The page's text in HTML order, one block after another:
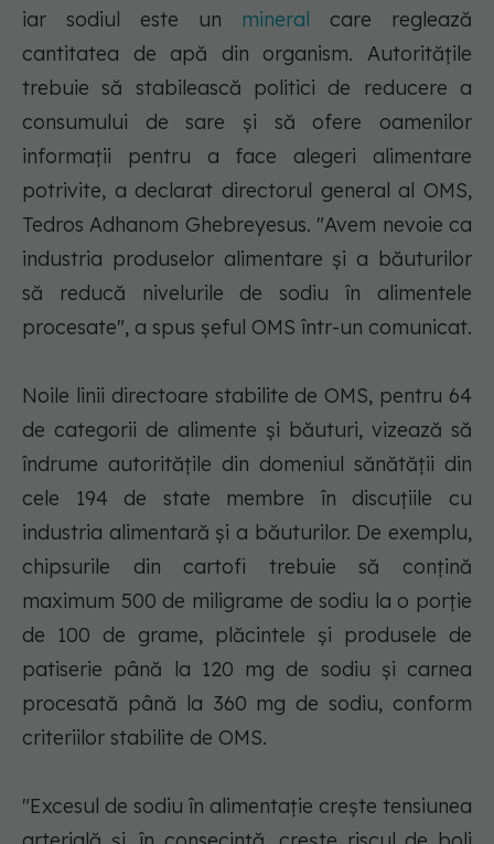
iar sodiul este un mineral care reglează
cantitatea de apă din organism. Autorităţile
trebuie să stabilească politici de reducere a
consumului de sare şi să ofere oamenilor
informaţii pentru a face alegeri alimentare
potrivite, a declarat directorul general al OMS,
Tedros Adhanom Ghebreyesus. "Avem nevoie ca
industria produselor alimentare şi a băuturilor
să reducă nivelurile de sodiu în alimentele
procesate", a spus şeful OMS într-un comunicat.
Noile linii directoare stabilite de OMS, pentru 64
de categorii de alimente şi băuturi, vizează să
îndrume autorităţile din domeniul sănătăţii din
cele 194 de state membre în discuţiile cu
industria alimentară şi a băuturilor. De exemplu,
chipsurile din cartofi trebuie să conţină
maximum 500 de miligrame de sodiu la o porţie
de 100 de grame, plăcintele şi produsele de
patiserie până la 120 mg de sodiu şi carnea
procesată până la 360 mg de sodiu, conform
criteriilor stabilite de OMS.
"Excesul de sodiu în alimentaţie creşte tensiunea